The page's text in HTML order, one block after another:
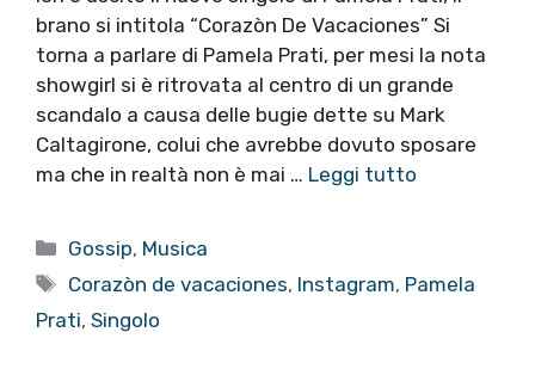
brano si intitola “Corazòn De Vacaciones” Si
torna a parlare di Pamela Prati, per mesi la nota
showgirl si è ritrovata al centro di un grande
scandalo a causa delle bugie dette su Mark
Caltagirone, colui che avrebbe dovuto sposare
ma che in realtà non è mai … Leggi tutto
Categorie
Gossip, Musica
Tag
Corazòn de vacaciones, Instagram, Pamela
Prati, Singolo